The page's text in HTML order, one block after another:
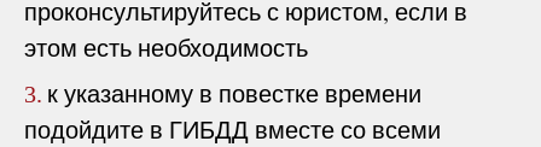
проконсультируйтесь с юристом, если в
этом есть необходимость
3. к указанному в повестке времени
подойдите в ГИБДД вместе со всеми